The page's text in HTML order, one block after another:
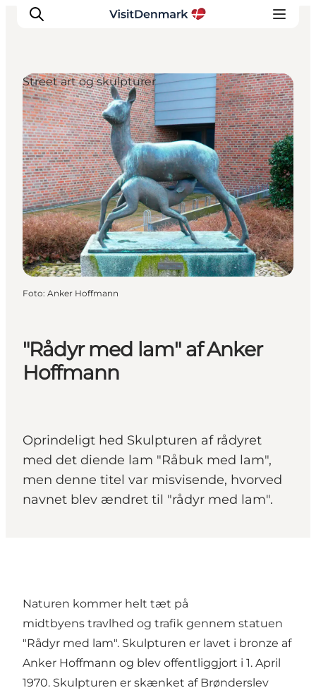
Inspiration
Destinationer
Oplevelser
Overnatning
Planlæg ferien
"Rådyr med lam" af Anker
Hoffmann
Oprindeligt hed Skulpturen af rådyret
med det diende lam "Råbuk med lam",
men denne titel var misvisende, hvorved
navnet blev ændret til "rådyr med lam".
Street art og skulpturer
Foto: Anker Hoffmann
Naturen kommer helt tæt på
midtbyens travlhed og trafik gennem statuen
"Rådyr med lam". Skulpturen er lavet i bronze af
Anker Hoffmann og blev offentliggjort i 1. April
1970. Skulpturen er skænket af Brønderslev